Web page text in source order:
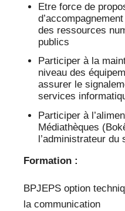
Etre force de
des ressources
publics
Participer à la
niveau des
assurer le
services
Participer à
Médiathèques
l’administrateur du
Formation :
BPJEPS option
la communication